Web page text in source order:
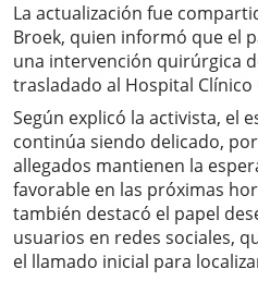
La actualización fue
Broek, quien informó que el
una intervención quirúrgica
trasladado al Hospital
Según explicó la activista, el
continúa siendo delicado,
allegados mantienen la
favorable en las próximas
también destacó el papel
usuarios en redes sociales,
el llamado inicial para